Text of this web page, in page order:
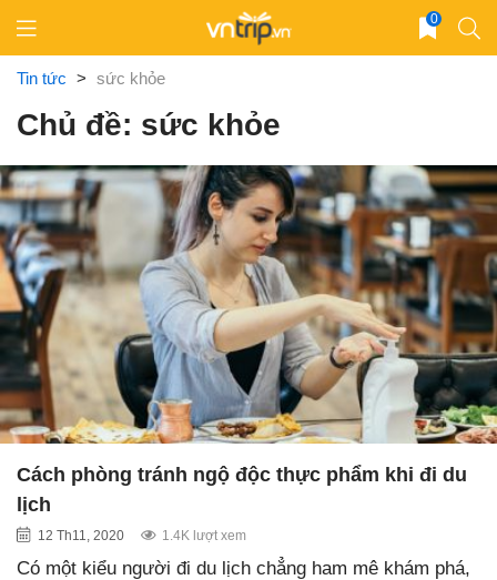
content
0
Tin tức > sức khỏe
Chủ đề: sức khỏe
Cách phòng tránh ngộ độc thực phẩm khi đi du
lịch
12 Th11, 2020 1.4K lượt xem
Có một kiểu người đi du lịch chẳng ham mê khám phá,